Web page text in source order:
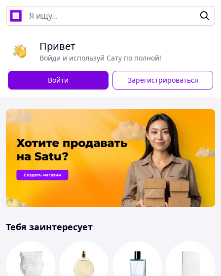
Привет
Войди и используй Сату по полной!
Войти Зарегистрироваться
Тебя заинтересует